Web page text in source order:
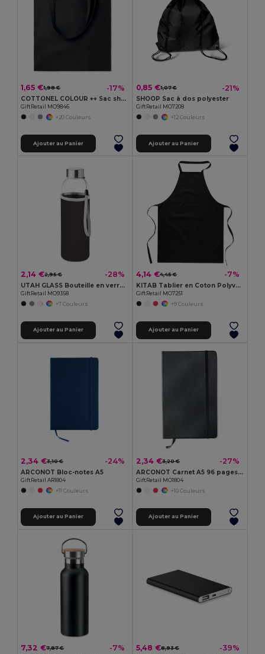
1,65 €1,98 € -17%
COTTONEL COLOUR ++ Sac shopping coton 180gr/m² MO9846-
GiftRetail MO9846
+20 Couleurs
Ajouter au Panier
0,85 €1,07 € -21%
SHOOP Sac à dos polyester
GiftRetail MO7208
+12 Couleurs
Ajouter au Panier
2,14 €2,95 € -28%
UTAH GLASS Bouteille en verre 500ml
GiftRetail MO9358
+7 Couleurs
Ajouter au Panier
4,14 €4,45 € -7%
KITAB Tablier en Coton Polyvalent pour Cuisine et Jardinage
GiftRetail MO7251
+9 Couleurs
Ajouter au Panier
2,34 €3,10 € -24%
ARCONOT Bloc-notes A5
GiftRetail AR1804
+11 Couleurs
Ajouter au Panier
2,34 €3,20 € -27%
ARCONOT Carnet A5 96 pages lignées
GiftRetail MO1804
+10 Couleurs
Ajouter au Panier
7,32 €7,87 € -7% 5,48 €8,93 € -39%